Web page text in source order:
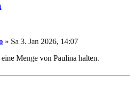
» Sa 3. Jan 2026, 14:07
Menge von Paulina halten.